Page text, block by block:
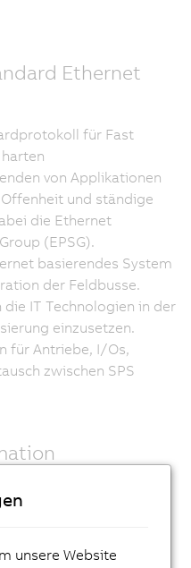
Ethernet
für Fast
von Applikationen
und ständige
die Ethernet
(EPSG).
basierendes System
der Feldbusse.
IT Technologien in der
einzusetzen.
für Antriebe, I/Os,
zwischen SPS
eine große
zuletzt seiner hohen
der
unsere Website